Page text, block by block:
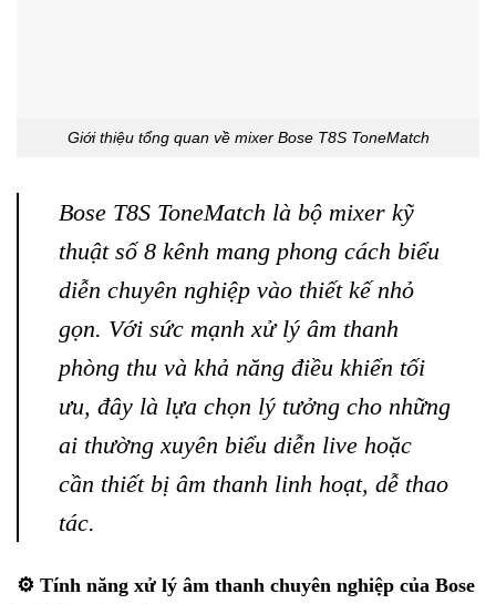
Giới thiệu tổng quan về mixer Bose T8S ToneMatch
Bose T8S ToneMatch là bộ mixer kỹ
thuật số 8 kênh mang phong cách biểu
diễn chuyên nghiệp vào thiết kế nhỏ
gọn. Với sức mạnh xử lý âm thanh
phòng thu và khả năng điều khiển tối
ưu, đây là lựa chọn lý tưởng cho những
ai thường xuyên biểu diễn live hoặc
cần thiết bị âm thanh linh hoạt, dễ thao
tác.
⚙️ Tính năng xử lý âm thanh chuyên nghiệp của Bose